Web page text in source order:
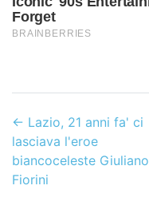
← Lazio, 21 anni fa' ci
lasciava l'eroe
biancoceleste Giuliano
Fiorini